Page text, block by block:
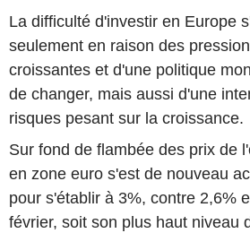
La difficulté d'investir en Europe
seulement en raison des
croissantes et d'une politique
de changer, mais aussi d'une
risques pesant sur la croissance.
Sur fond de flambée des prix de
en zone euro s'est de nouveau
pour s'établir à 3%, contre 2,6%
février, soit son plus haut niveau